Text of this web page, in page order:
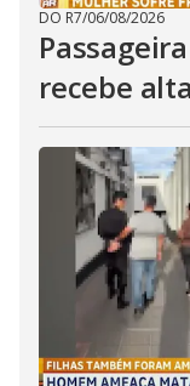
DO R7/06/08/2026
recebe alta